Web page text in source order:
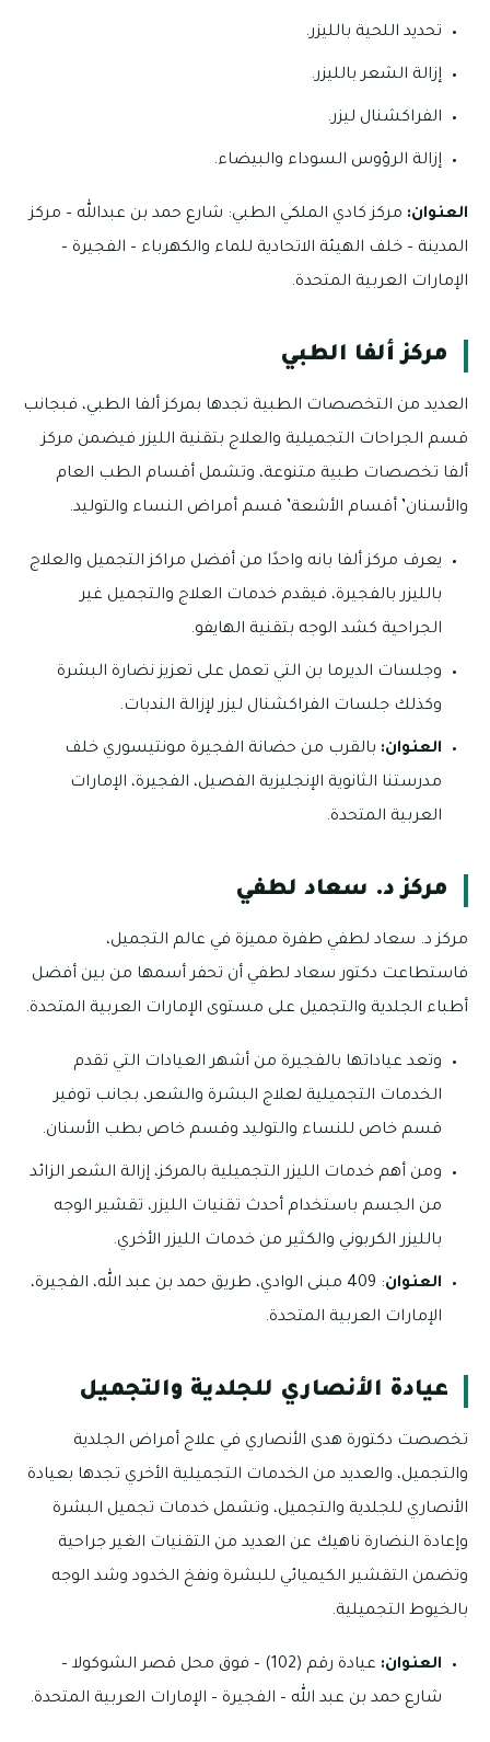
تحديد اللحية بالليزر.
إزالة الشعر بالليزر.
الفراكشنال ليزر.
إزالة الرؤوس السوداء والبيضاء.
العنوان: مركز كادي الملكي الطبي: شارع حمد بن عبدالله – مركز
المدينة – خلف الهيئة الاتحادية للماء والكهرباء – الفجيرة –
الإمارات العربية المتحدة.
مركز ألفا الطبي
العديد من التخصصات الطبية تجدها بمركز ألفا الطبي، فبجانب
قسم الجراحات التجميلية والعلاج بتقنية الليزر فيضمن مركز
ألفا تخصصات طبية متنوعة، وتشمل أقسام الطب العام
والأسنان’ أقسام الأشعة’ قسم أمراض النساء والتوليد.
يعرف مركز ألفا بانه واحدًا من أفضل مراكز التجميل والعلاج
بالليزر بالفجيرة، فيقدم خدمات العلاج والتجميل غير
الجراحية كشد الوجه بتقنية الهايفو.
وجلسات الديرما بن التي تعمل على تعزيز نضارة البشرة
وكذلك جلسات الفراكشنال ليزر لإزالة الندبات.
العنوان: بالقرب من حضانة الفجيرة مونتيسوري خلف
مدرستنا الثانوية الإنجليزية الفصيل، الفجيرة، الإمارات
العربية المتحدة.
مركز د. سعاد لطفي
مركز د. سعاد لطفي طفرة مميزة في عالم التجميل،
فاستطاعت دكتور سعاد لطفي أن تحفر أسمها من بين أفضل
أطباء الجلدية والتجميل على مستوى الإمارات العربية المتحدة.
وتعد عياداتها بالفجيرة من أشهر العيادات التي تقدم
الخدمات التجميلية لعلاج البشرة والشعر، بجانب توفير
قسم خاص للنساء والتوليد وقسم خاص بطب الأسنان.
ومن أهم خدمات الليزر التجميلية بالمركز، إزالة الشعر الزائد
من الجسم باستخدام أحدث تقنيات الليزر، تقشير الوجه
بالليزر الكربوني والكثير من خدمات الليزر الأخري.
العنوان
: 409 مبنى الوادي، طريق حمد بن عبد الله، الفجيرة،
الإمارات العربية المتحدة.
عيادة الأنصاري للجلدية والتجميل
تخصصت دكتورة هدى الأنصاري في علاج أمراض الجلدية
والتجميل، والعديد من الخدمات التجميلية الأخري تجدها بعيادة
الأنصاري للجلدية والتجميل، وتشمل خدمات تجميل البشرة
وإعادة النضارة ناهيك عن العديد من التقنيات الغير جراحية
وتضمن التقشير الكيميائي للبشرة ونفخ الخدود وشد الوجه
بالخيوط التجميلية.
العنوان:
عيادة رقم (102) – فوق محل قصر الشوكولا –
شارع حمد بن عبد الله – الفجيرة – الإمارات العربية المتحدة.